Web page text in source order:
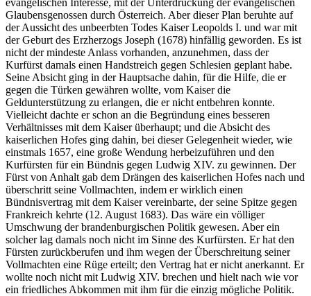
Glaubensgenossen durch Österreich. Aber dieser Plan beruhte auf
der Aussicht des unbeerbten Todes Kaiser Leopolds I. und war mit
der Geburt des Erzherzogs Joseph (1678) hinfällig geworden. Es ist
nicht der mindeste Anlass vorhanden, anzunehmen, dass der
Kurfürst damals einen Handstreich gegen Schlesien geplant habe.
Seine Absicht ging in der Hauptsache dahin, für die Hilfe, die er
gegen die Türken gewähren wollte, vom Kaiser die
Geldunterstützung zu erlangen, die er nicht entbehren konnte.
Vielleicht dachte er schon an die Begründung eines besseren
Verhältnisses mit dem Kaiser überhaupt; und die Absicht des
kaiserlichen Hofes ging dahin, bei dieser Gelegenheit wieder, wie
einstmals 1657, eine große Wendung herbeizuführen und den
Kurfürsten für ein Bündnis gegen Ludwig XIV. zu gewinnen. Der
Fürst von Anhalt gab dem Drängen des kaiserlichen Hofes nach und
überschritt seine Vollmachten, indem er wirklich einen
Bündnisvertrag mit dem Kaiser vereinbarte, der seine Spitze gegen
Frankreich kehrte (12. August 1683). Das wäre ein völliger
Umschwung der brandenburgischen Politik gewesen. Aber ein
solcher lag damals noch nicht im Sinne des Kurfürsten. Er hat den
Fürsten zurückberufen und ihm wegen der Überschreitung seiner
Vollmachten eine Rüge erteilt; den Vertrag hat er nicht anerkannt. Er
wollte noch nicht mit Ludwig XIV. brechen und hielt nach wie vor
ein friedliches Abkommen mit ihm für die einzig mögliche Politik.